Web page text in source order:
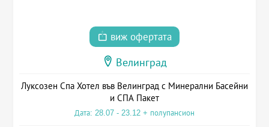
виж офертата
Велинград
Луксозен Спа Хотел във Велинград с Минерални Басейни
и СПА Пакет
Дата: 28.07 - 23.12 + полупансион